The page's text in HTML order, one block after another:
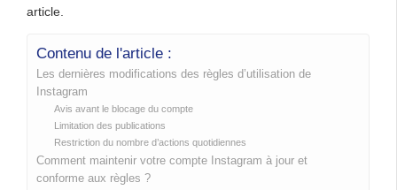
article.
Contenu de l'article :
Les dernières modifications des règles d’utilisation de
Instagram
Avis avant le blocage du compte
Limitation des publications
Restriction du nombre d’actions quotidiennes
Comment maintenir votre compte Instagram à jour et
conforme aux règles ?